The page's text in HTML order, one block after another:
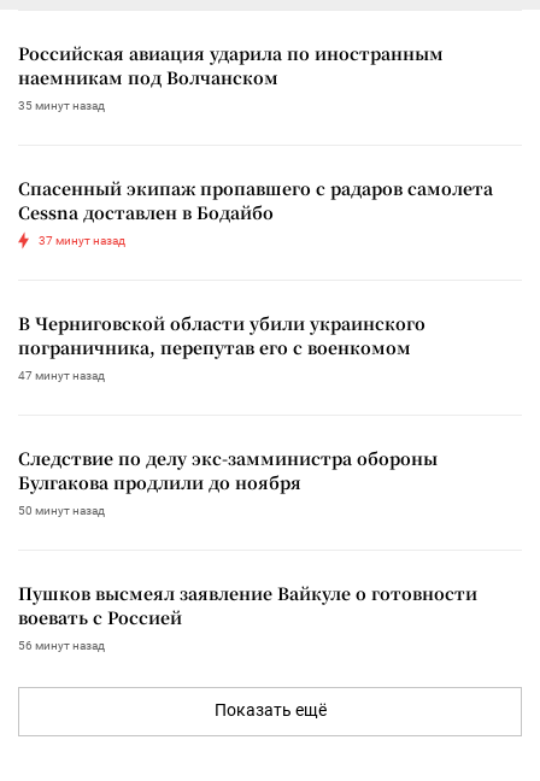
Российская авиация ударила по иностранным
наемникам под Волчанском
35 минут назад
Спасенный экипаж пропавшего с радаров самолета
Cessna доставлен в Бодайбо
37 минут назад
В Черниговской области убили украинского
пограничника, перепутав его с военкомом
47 минут назад
Следствие по делу экс-замминистра обороны
Булгакова продлили до ноября
50 минут назад
Пушков высмеял заявление Вайкуле о готовности
воевать с Россией
56 минут назад
Показать ещё